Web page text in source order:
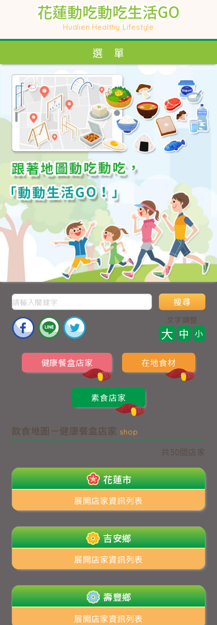
花蓮動吃動吃生活GO
Hualien Healthy Lifestyle
花蓮動吃動吃生活GO
選 單
搜尋
文字調整
大 中 小
健康餐盒店家 在地食材
素食店家
飲食地圖－健康餐盒店家 shop
共50間店家
花蓮市
展開店家資訊列表
吉安鄉
展開店家資訊列表
壽豐鄉
展開店家資訊列表
花蓮動吃動吃生活GO
Hualien Healthy Lifestyle
花蓮動吃動吃生活GO
選 單